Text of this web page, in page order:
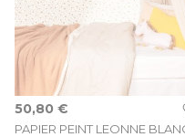
PAPIER PEINT LEONNE
50,80 €